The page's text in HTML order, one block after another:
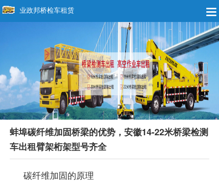
业政邦桥检车租赁
蚌埠碳纤维加固桥梁的优势，安徽14-22米桥梁检测
车出租臂架桁架型号齐全
碳纤维加固的原理